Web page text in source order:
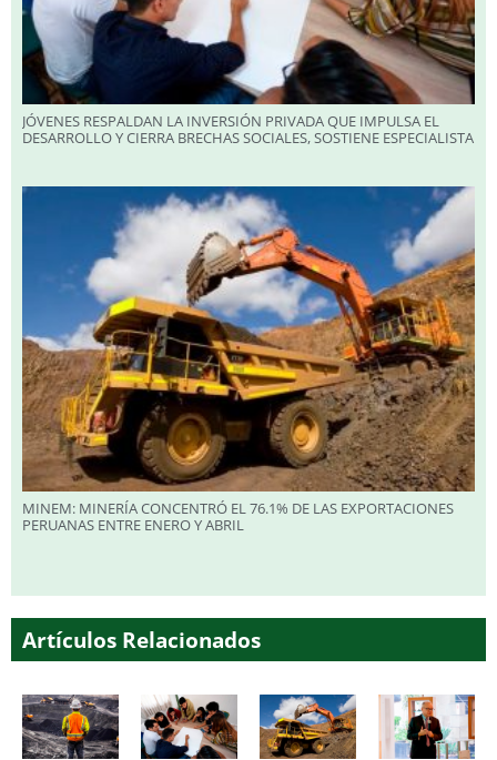
JÓVENES RESPALDAN LA INVERSIÓN PRIVADA QUE IMPULSA EL
DESARROLLO Y CIERRA BRECHAS SOCIALES, SOSTIENE ESPECIALISTA
MINEM: MINERÍA CONCENTRÓ EL 76.1% DE LAS EXPORTACIONES
PERUANAS ENTRE ENERO Y ABRIL
Artículos Relacionados